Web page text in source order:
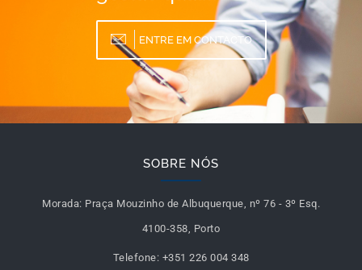
ENTRE EM CONTACTO
SOBRE NÓS
Morada: Praça Mouzinho de Albuquerque, nº 76 - 3º Esq.
4100-358, Porto
Telefone: +351 226 004 348